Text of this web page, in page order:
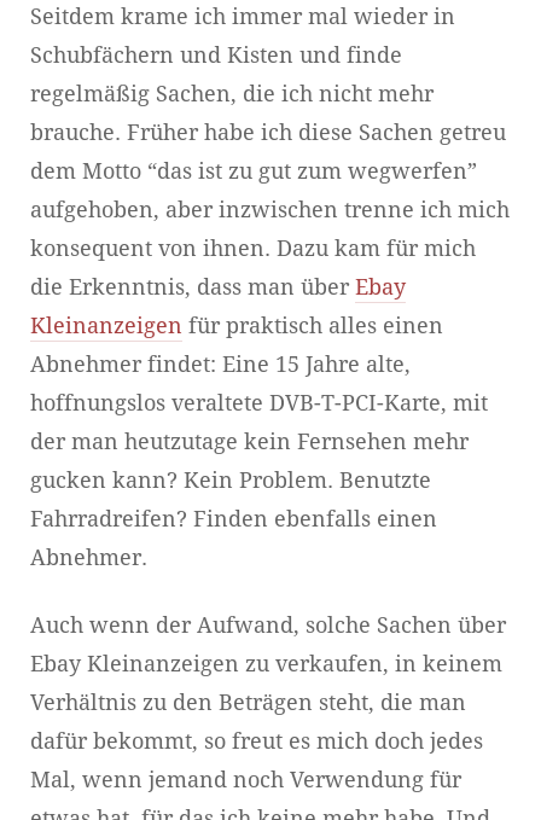
Seitdem krame ich immer mal wieder in
Schubfächern und Kisten und finde
regelmäßig Sachen, die ich nicht mehr
brauche. Früher habe ich diese Sachen getreu
dem Motto “das ist zu gut zum wegwerfen”
aufgehoben, aber inzwischen trenne ich mich
konsequent von ihnen. Dazu kam für mich
die Erkenntnis, dass man über Ebay
Kleinanzeigen für praktisch alles einen
Abnehmer findet: Eine 15 Jahre alte,
hoffnungslos veraltete DVB-T-PCI-Karte, mit
der man heutzutage kein Fernsehen mehr
gucken kann? Kein Problem. Benutzte
Fahrradreifen? Finden ebenfalls einen
Abnehmer.
Auch wenn der Aufwand, solche Sachen über
Ebay Kleinanzeigen zu verkaufen, in keinem
Verhältnis zu den Beträgen steht, die man
dafür bekommt, so freut es mich doch jedes
Mal, wenn jemand noch Verwendung für